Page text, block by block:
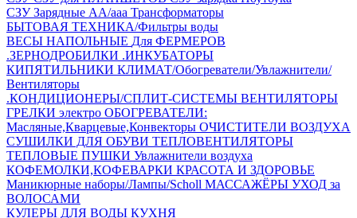
СЗУ Зарядные АА/ааа Трансформаторы
БЫТОВАЯ ТЕХНИКА/Фильтры воды
ВЕСЫ НАПОЛЬНЫЕ Для ФЕРМЕРОВ
.ЗЕРНОДРОБИЛКИ .ИНКУБАТОРЫ
КИПЯТИЛЬНИКИ КЛИМАТ/Обогреватели/Увлажнители/
Вентиляторы
.КОНДИЦИОНЕРЫ/СПЛИТ-СИСТЕМЫ ВЕНТИЛЯТОРЫ
ГРЕЛКИ электро ОБОГРЕВАТЕЛИ:
Масляные,Кварцевые,Конвекторы ОЧИСТИТЕЛИ ВОЗДУХА
СУШИЛКИ ДЛЯ ОБУВИ ТЕПЛОВЕНТИЛЯТОРЫ
ТЕПЛОВЫЕ ПУШКИ Увлажнители воздуха
КОФЕМОЛКИ,КОФЕВАРКИ КРАСОТА И ЗДОРОВЬЕ
Маникюрные наборы/Лампы/Scholl МАССАЖЁРЫ УХОД за
ВОЛОСАМИ
КУЛЕРЫ ДЛЯ ВОДЫ КУХНЯ